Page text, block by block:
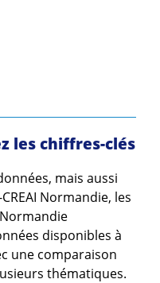
les chiffres-clés
mais aussi
Normandie, les
disponibles à
une comparaison
thématiques.